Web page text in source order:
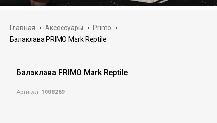
Главная › Аксессуары › Primo ›
Балаклава PRIMO Mark Reptile
Балаклава PRIMO Mark Reptile
Артикул: 1008269